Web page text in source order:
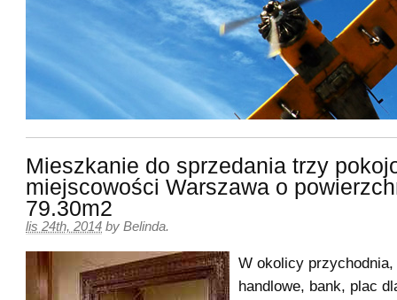
Mieszkanie do sprzedania trzy
miejscowości Warszawa o
79.30m2
lis 24th, 2014 by Belinda.
W okolicy
handlowe, bank, plac